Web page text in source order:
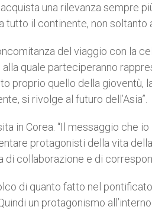
una rilevanza sempre
il continente, non soltanto
del viaggio con la
quale parteciperanno
proprio quello della gioventù,
si rivolge al futuro dell’Asia”.
in Corea. “Il messaggio che
protagonisti della vita
collaborazione e di
di quanto fatto nel
un protagonismo